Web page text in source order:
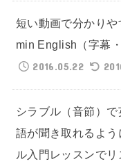
短い動画で分かり
min English（字幕
2016.05.22
シラブル（音節）
語が聞き取れるよ
ル入門レッスンで